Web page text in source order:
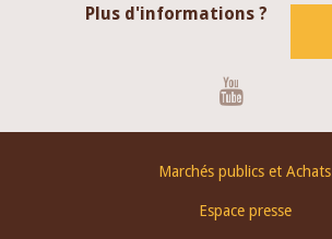
Plus d'informations ?
Marchés publics et Achats
Espace presse